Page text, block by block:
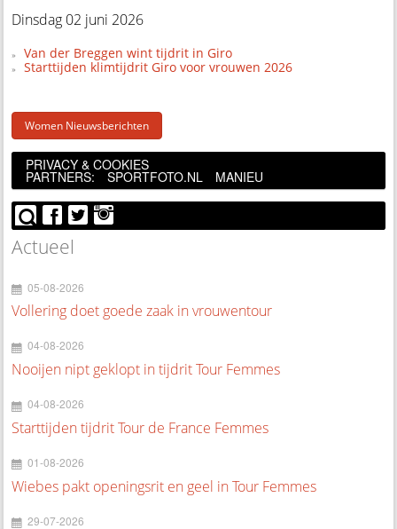
Dinsdag 02 juni 2026
Van der Breggen wint tijdrit in Giro
Starttijden klimtijdrit Giro voor vrouwen 2026
Women Nieuwsberichten
PRIVACY & COOKIES
PARTNERS: SPORTFOTO.NL MANIEU
Actueel
05-08-2026
Vollering doet goede zaak in vrouwentour
04-08-2026
Nooijen nipt geklopt in tijdrit Tour Femmes
04-08-2026
Starttijden tijdrit Tour de France Femmes
01-08-2026
Wiebes pakt openingsrit en geel in Tour Femmes
29-07-2026